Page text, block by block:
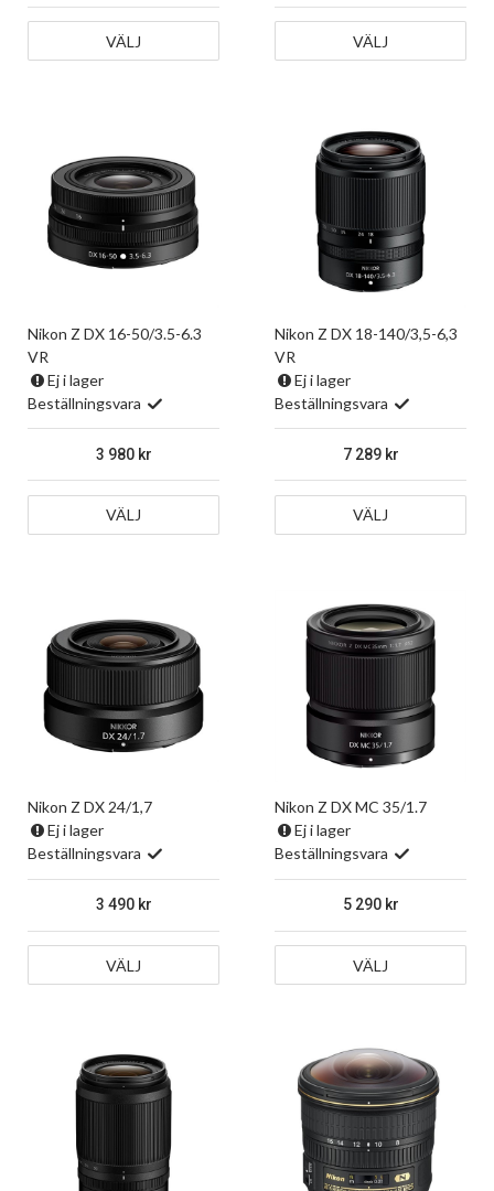
VÄLJ VÄLJ
Nikon Z DX 16-50/3.5-6.3
VR
Ej i lager
Beställningsvara
3 980
VÄLJ
Nikon Z DX 18-140/3,5-6,3
VR
Ej i lager
Beställningsvara
7 289
VÄLJ
Nikon Z DX 24/1,7
Ej i lager
Beställningsvara
3 490
VÄLJ
Nikon Z DX MC 35/1.7
Ej i lager
Beställningsvara
5 290
VÄLJ